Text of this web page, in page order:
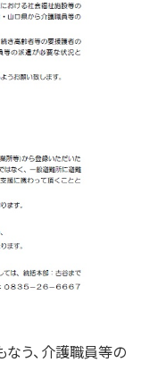
なう、介護職員等の